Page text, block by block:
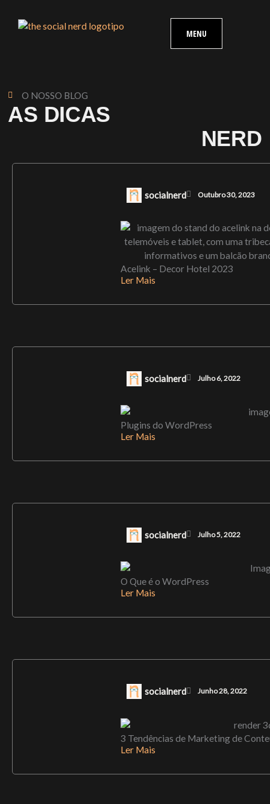
MENU
O NOSSO BLOG
AS DICAS
NERD
socialnerd Outubro 30, 2023
Acelink – Decor Hotel 2023
Ler Mais
socialnerd Julho 6, 2022
Plugins do WordPress
Ler Mais
socialnerd Julho 5, 2022
O Que é o WordPress
Ler Mais
socialnerd Junho 28, 2022
3 Tendências de Marketing de
Ler Mais